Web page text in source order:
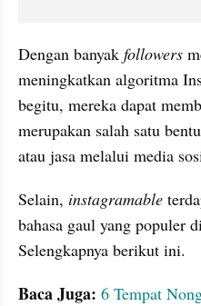
Dengan banyak followers
meningkatkan algoritma
begitu, mereka dapat
merupakan salah satu
atau jasa melalui media
Selain, instagramable
bahasa gaul yang populer
Selengkapnya berikut ini.
Baca Juga: 6 Tempat